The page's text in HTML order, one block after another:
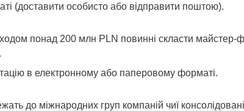
(доставити особисто або відправити поштою).
понад 200 млн PLN повинні скласти майстер-
в електронному або паперовому форматі.
до міжнародних груп компаній чиї